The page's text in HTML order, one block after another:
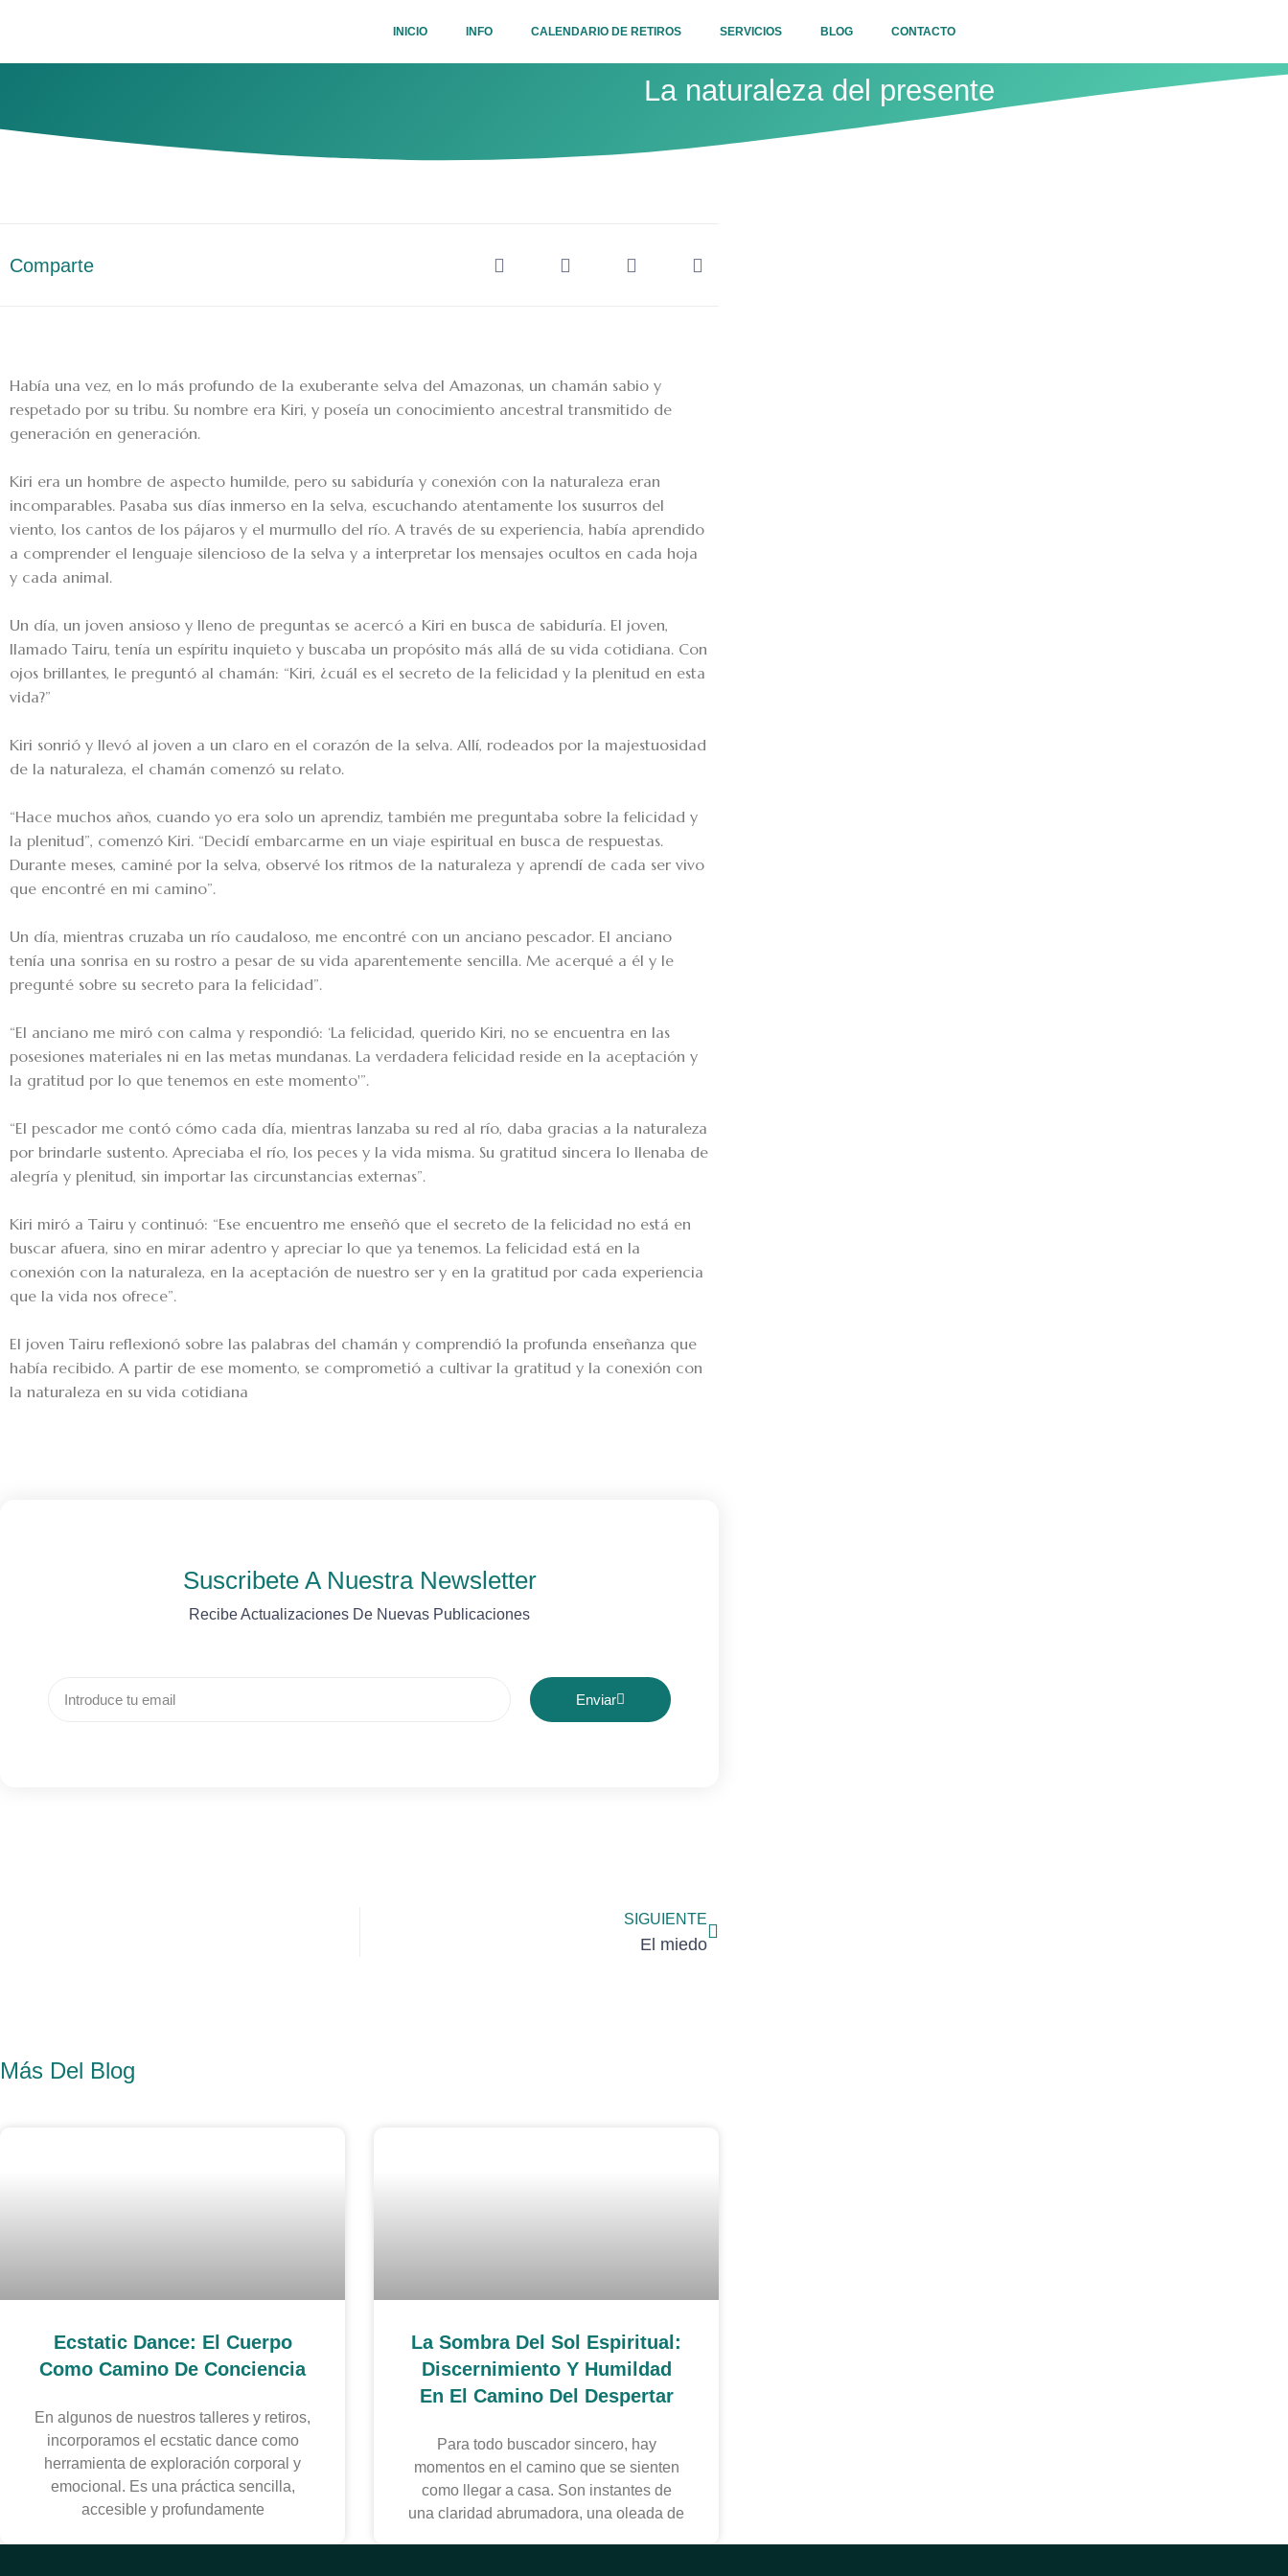
contenido
INICIO INFO CALENDARIO DE RETIROS SERVICIOS BLOG CONTACTO
La naturaleza del presente
Comparte
Había una vez, en lo más profundo de la exuberante selva del Amazonas, un chamán sabio y
respetado por su tribu. Su nombre era Kiri, y poseía un conocimiento ancestral transmitido de
generación en generación.
Kiri era un hombre de aspecto humilde, pero su sabiduría y conexión con la naturaleza eran
incomparables. Pasaba sus días inmerso en la selva, escuchando atentamente los susurros del
viento, los cantos de los pájaros y el murmullo del río. A través de su experiencia, había aprendido
a comprender el lenguaje silencioso de la selva y a interpretar los mensajes ocultos en cada hoja
y cada animal.
Un día, un joven ansioso y lleno de preguntas se acercó a Kiri en busca de sabiduría. El joven,
llamado Tairu, tenía un espíritu inquieto y buscaba un propósito más allá de su vida cotidiana. Con
ojos brillantes, le preguntó al chamán: “Kiri, ¿cuál es el secreto de la felicidad y la plenitud en esta
vida?”
Kiri sonrió y llevó al joven a un claro en el corazón de la selva. Allí, rodeados por la majestuosidad
de la naturaleza, el chamán comenzó su relato.
“Hace muchos años, cuando yo era solo un aprendiz, también me preguntaba sobre la felicidad y
la plenitud”, comenzó Kiri. “Decidí embarcarme en un viaje espiritual en busca de respuestas.
Durante meses, caminé por la selva, observé los ritmos de la naturaleza y aprendí de cada ser vivo
que encontré en mi camino”.
Un día, mientras cruzaba un río caudaloso, me encontré con un anciano pescador. El anciano
tenía una sonrisa en su rostro a pesar de su vida aparentemente sencilla. Me acerqué a él y le
pregunté sobre su secreto para la felicidad”.
“El anciano me miró con calma y respondió: ‘La felicidad, querido Kiri, no se encuentra en las
posesiones materiales ni en las metas mundanas. La verdadera felicidad reside en la aceptación y
la gratitud por lo que tenemos en este momento'”.
“El pescador me contó cómo cada día, mientras lanzaba su red al río, daba gracias a la naturaleza
por brindarle sustento. Apreciaba el río, los peces y la vida misma. Su gratitud sincera lo llenaba de
alegría y plenitud, sin importar las circunstancias externas”.
Kiri miró a Tairu y continuó: “Ese encuentro me enseñó que el secreto de la felicidad no está en
buscar afuera, sino en mirar adentro y apreciar lo que ya tenemos. La felicidad está en la
conexión con la naturaleza, en la aceptación de nuestro ser y en la gratitud por cada experiencia
que la vida nos ofrece”.
El joven Tairu reflexionó sobre las palabras del chamán y comprendió la profunda enseñanza que
había recibido. A partir de ese momento, se comprometió a cultivar la gratitud y la conexión con
la naturaleza en su vida cotidiana
Suscribete A Nuestra Newsletter
Recibe Actualizaciones De Nuevas Publicaciones
Enviar
SIGUIENTE
El miedo
Más Del Blog
Ecstatic Dance: El Cuerpo
Como Camino De Conciencia
En algunos de nuestros talleres y retiros,
incorporamos el ecstatic dance como
herramienta de exploración corporal y
emocional. Es una práctica sencilla,
accesible y profundamente
La Sombra Del Sol Espiritual:
Discernimiento Y Humildad
En El Camino Del Despertar
Para todo buscador sincero, hay
momentos en el camino que se sienten
como llegar a casa. Son instantes de
una claridad abrumadora, una oleada de